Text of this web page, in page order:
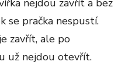
nejdou zavřít a bez
se pračka nespustí.
zavřít, ale po
už nejdou otevřít.